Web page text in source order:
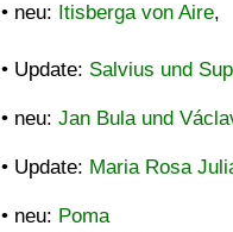
• neu: Itisberga von Aire,
• Update: Salvius und
• neu: Jan Bula und
• Update: Maria Rosa
• neu: Poma